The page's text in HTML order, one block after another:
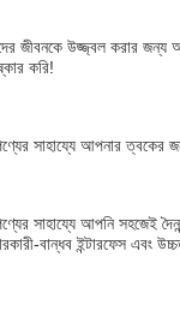
জীবনকে উজ্জ্বল করার জন্য
করি!
সাহায্যে আপনার ত্বকের
সাহায্যে আপনি সহজেই
বান্ধব ইন্টারফেস